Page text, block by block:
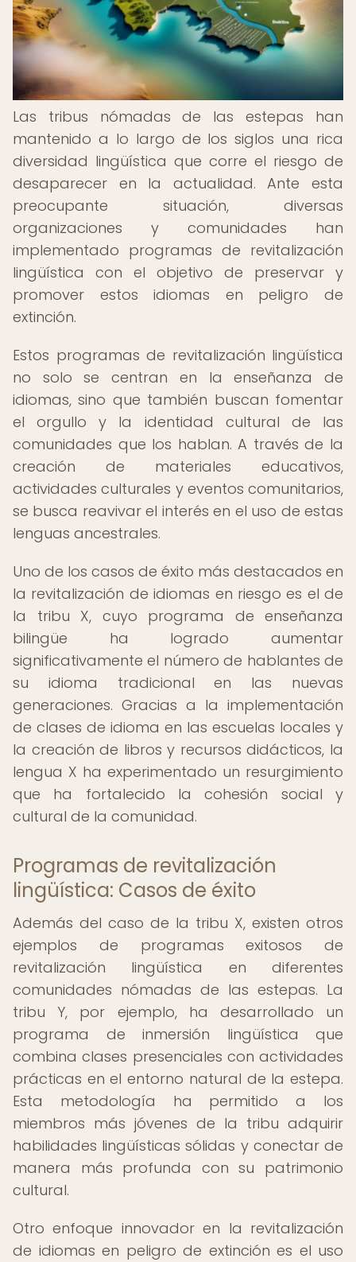
Las tribus nómadas de las estepas han
mantenido a lo largo de los siglos una rica
diversidad lingüística que corre el riesgo de
desaparecer en la actualidad. Ante esta
preocupante situación, diversas
organizaciones y comunidades han
implementado programas de revitalización
lingüística con el objetivo de preservar y
promover estos idiomas en peligro de
extinción.
Estos programas de revitalización lingüística
no solo se centran en la enseñanza de
idiomas, sino que también buscan fomentar
el orgullo y la identidad cultural de las
comunidades que los hablan. A través de la
creación de materiales educativos,
actividades culturales y eventos comunitarios,
se busca reavivar el interés en el uso de estas
lenguas ancestrales.
Uno de los casos de éxito más destacados en
la revitalización de idiomas en riesgo es el de
la tribu X, cuyo programa de enseñanza
bilingüe ha logrado aumentar
significativamente el número de hablantes de
su idioma tradicional en las nuevas
generaciones. Gracias a la implementación
de clases de idioma en las escuelas locales y
la creación de libros y recursos didácticos, la
lengua X ha experimentado un resurgimiento
que ha fortalecido la cohesión social y
cultural de la comunidad.
Programas de revitalización
lingüística: Casos de éxito
Además del caso de la tribu X, existen otros
ejemplos de programas exitosos de
revitalización lingüística en diferentes
comunidades nómadas de las estepas. La
tribu Y, por ejemplo, ha desarrollado un
programa de inmersión lingüística que
combina clases presenciales con actividades
prácticas en el entorno natural de la estepa.
Esta metodología ha permitido a los
miembros más jóvenes de la tribu adquirir
habilidades lingüísticas sólidas y conectar de
manera más profunda con su patrimonio
cultural.
Otro enfoque innovador en la revitalización
de idiomas en peligro de extinción es el uso